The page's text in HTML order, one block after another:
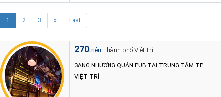
1 2 3 » Last
270triệu Thành phố Việt Trì
SANG NHƯỢNG QUÁN PUB TẠI TRUNG TÂM TP.
VIỆT TRÌ